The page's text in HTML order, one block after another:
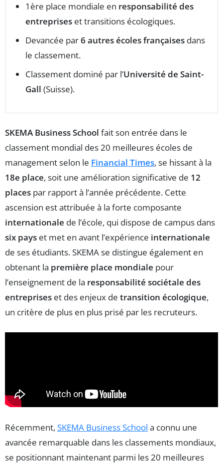
1ère place mondiale en responsabilité des
entreprises et transitions écologiques.
Devancée par6 autres écoles françaises dans
le classement.
Classement dominé par l’Université de Saint-
Gall (Suisse).
SKEMA Business School fait son entrée dans le
classement mondial des 20 meilleures écoles de
management selon le Financial Times, se hissant à la
18e place, soit une amélioration significative de 12
places par rapport à l’année précédente. Cette
ascension est attribuée à la forte composante
internationale de l’école, qui dispose de campus dans
six pays et met en avant l’expérience internationale
de ses étudiants. SKEMA se distingue également en
obtenant la première place mondiale pour
l’enseignement de la responsabilité sociétale des
entreprises et des enjeux de transition écologique,
un critère de plus en plus prisé par les recruteurs.
Récemment, SKEMA Business School a connu une
avancée remarquable dans les classements mondiaux,
se positionnant maintenant parmi les 20 meilleures